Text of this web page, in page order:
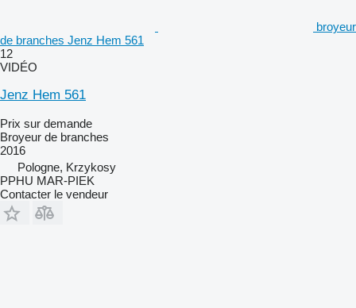
broyeur
de branches Jenz Hem 561
12
VIDÉO
Jenz Hem 561
Prix sur demande
Broyeur de branches
2016
Pologne, Krzykosy
PPHU MAR-PIEK
Contacter le vendeur